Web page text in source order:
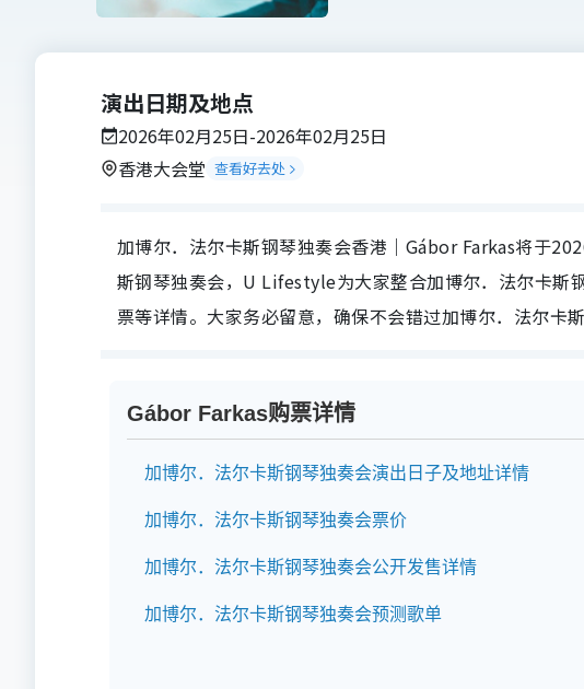
演出日期及地点
2026年02月25日-2026年02月25日
香港大会堂 查看好去处
加博尔．法尔卡斯钢琴独奏会香港｜Gábor Farkas将于
斯钢琴独奏会，U Lifestyle为大家整合加博尔．法尔卡斯
票等详情。大家务必留意，确保不会错过加博尔．法尔卡
Gábor Farkas购票详情
加博尔．法尔卡斯钢琴独奏会演出日子及地址详情
加博尔．法尔卡斯钢琴独奏会票价
加博尔．法尔卡斯钢琴独奏会公开发售详情
加博尔．法尔卡斯钢琴独奏会预测歌单